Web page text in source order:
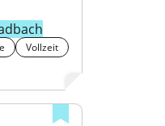
Vollzeit